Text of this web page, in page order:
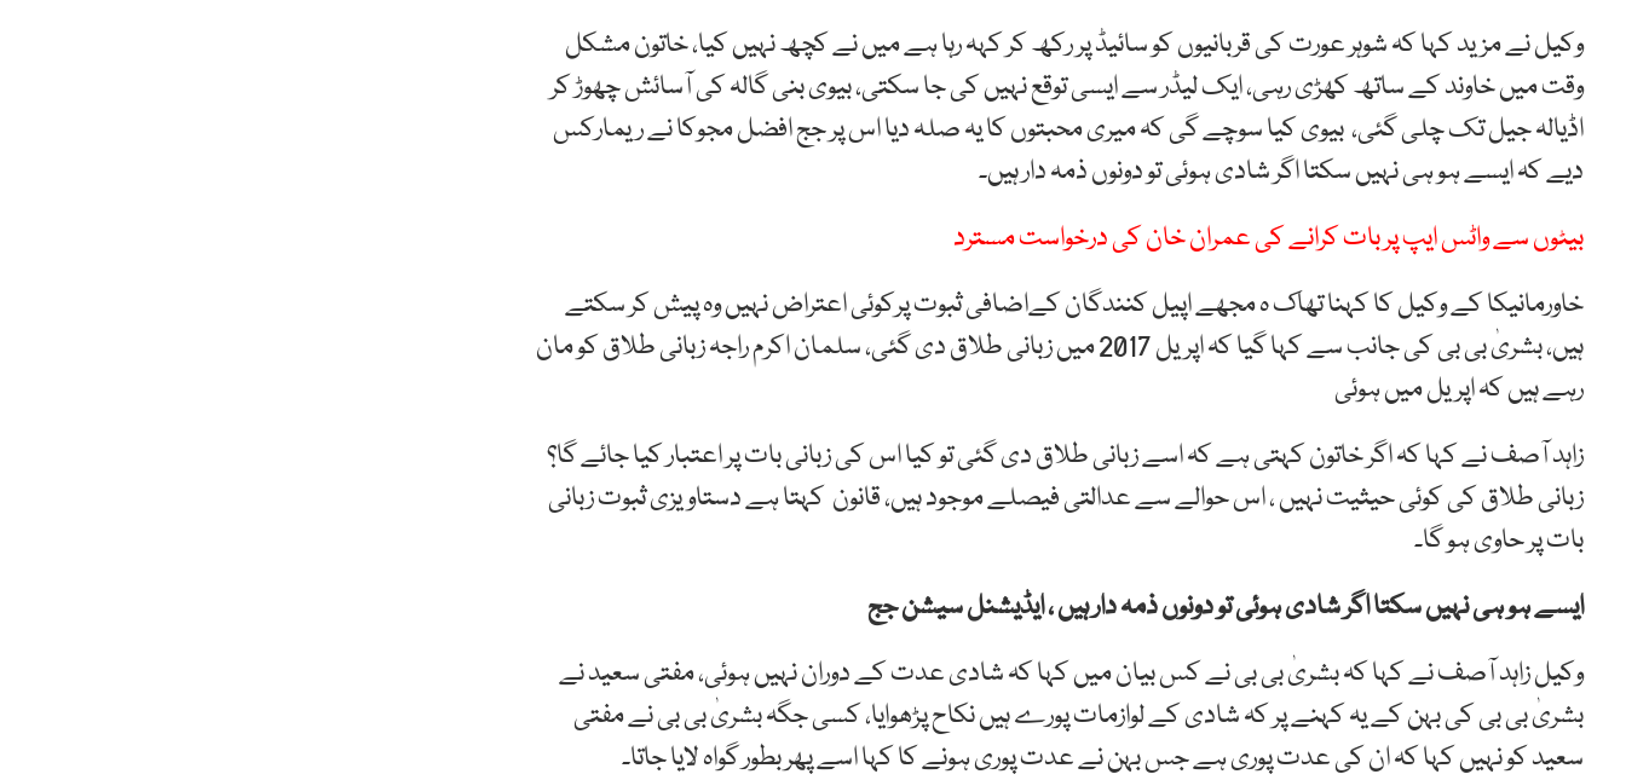
وکیل نے مزید کہا کہ شوہر عورت کی قربانیوں کو سائیڈ پر رکھ کر کہہ رہا ہے میں نے کچھ نہیں کیا، خاتون مشکل
وقت میں خاوند کے ساتھ کھڑی رہی، ایک لیڈر سے ایسی توقع نہیں کی جا سکتی، بیوی بنی گالہ کی آسائش چھوڑ کر
اڈیالہ جیل تک چلی گئی، بیوی کیا سوچے گی کہ میری محبتوں کا یہ صلہ دیا اس پر جج افضل مجوکا نے ریمارکس
دیے کہ ایسے ہو ہی نہیں سکتا اگر شادی ہوئی تو دونوں ذمہ دار ہیں۔
بیٹوں سے واٹس ایپ پر بات کرانے کی عمران خان کی درخواست مسترد
خاورمانیکا کے وکیل کا کہنا تھاک ہ مجھے اپیل کنندگان کےاضافی ثبوت پرکوئی اعتراض نہیں وہ پیش کر سکتے
ہیں، بشریٰ بی بی کی جانب سے کہا گیا کہ اپریل 2017 میں زبانی طلاق دی گئی، سلمان اکرم راجہ زبانی طلاق کو مان
رہے ہیں کہ اپریل میں ہوئی
زاہد آصف نے کہا کہ اگر خاتون کہتی ہے کہ اسے زبانی طلاق دی گئی تو کیا اس کی زبانی بات پر اعتبار کیا جائے گا؟
زبانی طلاق کی کوئی حیثیت نہیں ، اس حوالے سے عدالتی فیصلے موجود ہیں، قانون کہتا ہے دستاویزی ثبوت زبانی
بات پر حاوی ہو گا۔
ایسے ہو ہی نہیں سکتا اگر شادی ہوئی تو دونوں ذمہ دار ہیں ، ایڈیشنل سیشن جج
وکیل زاہد آصف نے کہا کہ بشریٰ بی بی نے کس بیان میں کہا کہ شادی عدت کے دوران نہیں ہوئی، مفتی سعید نے
بشریٰ بی بی کی بہن کے یہ کہنے پر کہ شادی کے لوازمات پورے ہیں نکاح پڑھوایا، کسی جگہ بشریٰ بی بی نے مفتی
سعید کو نہیں کہا کہ ان کی عدت پوری ہے جس بہن نے عدت پوری ہونے کا کہا اسے پھر بطور گواہ لایا جاتا۔